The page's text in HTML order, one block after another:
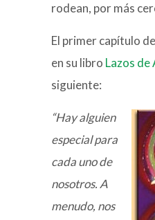
rodean, por más
El primer capítulo
en su libro Lazos de
siguiente:
“Hay alguien
especial para
cada uno de
nosotros. A
menudo, nos